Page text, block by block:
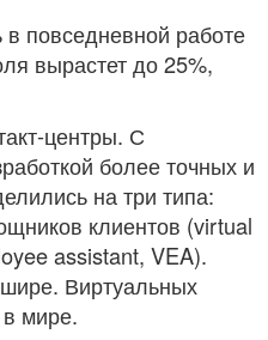
повседневной работе
вырастет до 25%,
центры. С
более точных и
на три типа:
клиентов (virtual
assistant, VEA).
Виртуальных
мире.